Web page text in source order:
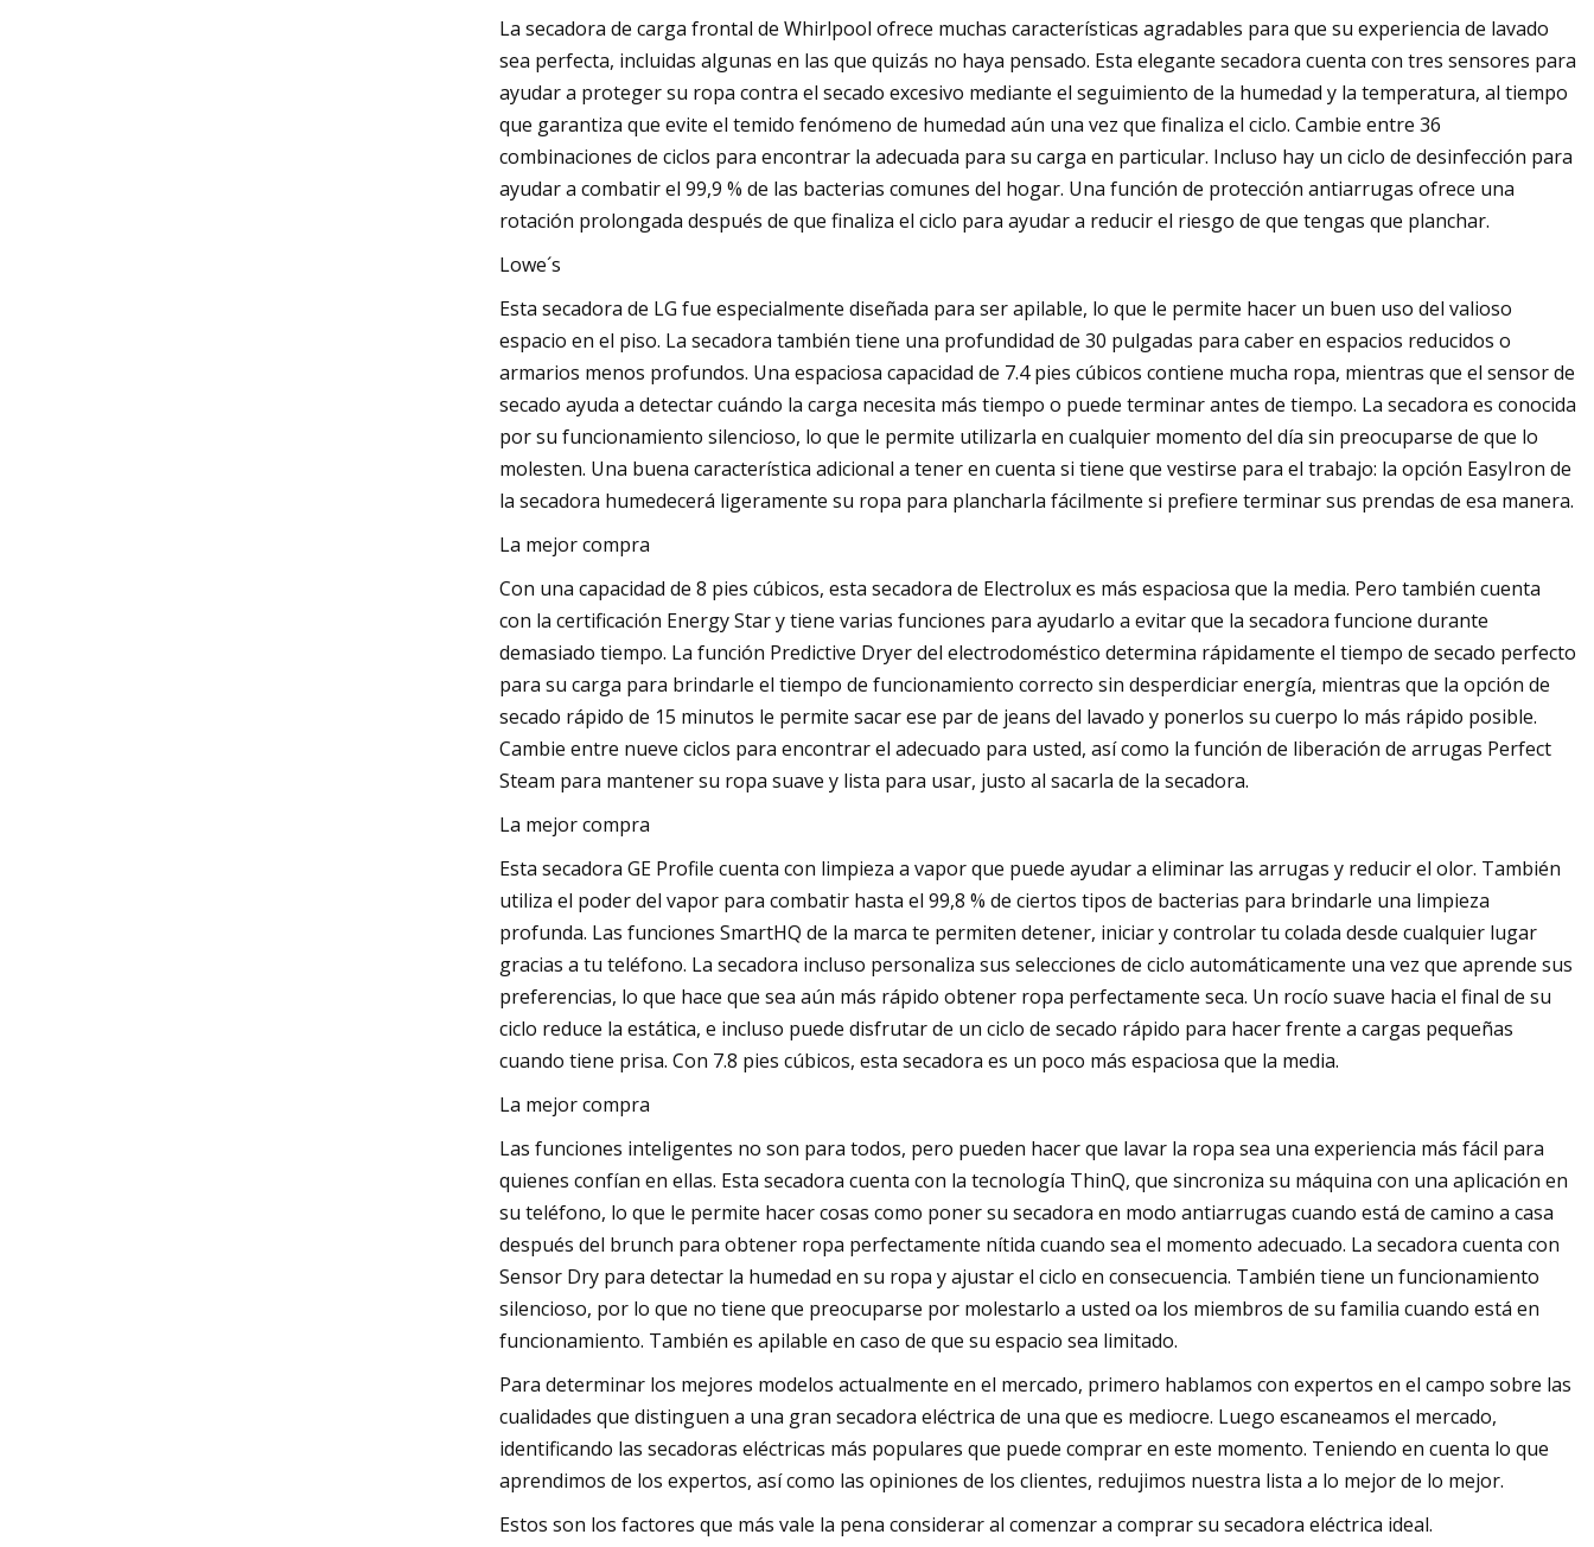
La secadora de carga frontal de Whirlpool ofrece muchas características agradables para que su experiencia de lavado
sea perfecta, incluidas algunas en las que quizás no haya pensado. Esta elegante secadora cuenta con tres sensores para
ayudar a proteger su ropa contra el secado excesivo mediante el seguimiento de la humedad y la temperatura, al tiempo
que garantiza que evite el temido fenómeno de humedad aún una vez que finaliza el ciclo. Cambie entre 36
combinaciones de ciclos para encontrar la adecuada para su carga en particular. Incluso hay un ciclo de desinfección para
ayudar a combatir el 99,9 % de las bacterias comunes del hogar. Una función de protección antiarrugas ofrece una
rotación prolongada después de que finaliza el ciclo para ayudar a reducir el riesgo de que tengas que planchar.
Lowe´s
Esta secadora de LG fue especialmente diseñada para ser apilable, lo que le permite hacer un buen uso del valioso
espacio en el piso. La secadora también tiene una profundidad de 30 pulgadas para caber en espacios reducidos o
armarios menos profundos. Una espaciosa capacidad de 7.4 pies cúbicos contiene mucha ropa, mientras que el sensor de
secado ayuda a detectar cuándo la carga necesita más tiempo o puede terminar antes de tiempo. La secadora es conocida
por su funcionamiento silencioso, lo que le permite utilizarla en cualquier momento del día sin preocuparse de que lo
molesten. Una buena característica adicional a tener en cuenta si tiene que vestirse para el trabajo: la opción EasyIron de
la secadora humedecerá ligeramente su ropa para plancharla fácilmente si prefiere terminar sus prendas de esa manera.
La mejor compra
Con una capacidad de 8 pies cúbicos, esta secadora de Electrolux es más espaciosa que la media. Pero también cuenta
con la certificación Energy Star y tiene varias funciones para ayudarlo a evitar que la secadora funcione durante
demasiado tiempo. La función Predictive Dryer del electrodoméstico determina rápidamente el tiempo de secado perfecto
para su carga para brindarle el tiempo de funcionamiento correcto sin desperdiciar energía, mientras que la opción de
secado rápido de 15 minutos le permite sacar ese par de jeans del lavado y ponerlos su cuerpo lo más rápido posible.
Cambie entre nueve ciclos para encontrar el adecuado para usted, así como la función de liberación de arrugas Perfect
Steam para mantener su ropa suave y lista para usar, justo al sacarla de la secadora.
La mejor compra
Esta secadora GE Profile cuenta con limpieza a vapor que puede ayudar a eliminar las arrugas y reducir el olor. También
utiliza el poder del vapor para combatir hasta el 99,8 % de ciertos tipos de bacterias para brindarle una limpieza
profunda. Las funciones SmartHQ de la marca te permiten detener, iniciar y controlar tu colada desde cualquier lugar
gracias a tu teléfono. La secadora incluso personaliza sus selecciones de ciclo automáticamente una vez que aprende sus
preferencias, lo que hace que sea aún más rápido obtener ropa perfectamente seca. Un rocío suave hacia el final de su
ciclo reduce la estática, e incluso puede disfrutar de un ciclo de secado rápido para hacer frente a cargas pequeñas
cuando tiene prisa. Con 7.8 pies cúbicos, esta secadora es un poco más espaciosa que la media.
La mejor compra
Las funciones inteligentes no son para todos, pero pueden hacer que lavar la ropa sea una experiencia más fácil para
quienes confían en ellas. Esta secadora cuenta con la tecnología ThinQ, que sincroniza su máquina con una aplicación en
su teléfono, lo que le permite hacer cosas como poner su secadora en modo antiarrugas cuando está de camino a casa
después del brunch para obtener ropa perfectamente nítida cuando sea el momento adecuado. La secadora cuenta con
Sensor Dry para detectar la humedad en su ropa y ajustar el ciclo en consecuencia. También tiene un funcionamiento
silencioso, por lo que no tiene que preocuparse por molestarlo a usted oa los miembros de su familia cuando está en
funcionamiento. También es apilable en caso de que su espacio sea limitado.
Para determinar los mejores modelos actualmente en el mercado, primero hablamos con expertos en el campo sobre las
cualidades que distinguen a una gran secadora eléctrica de una que es mediocre. Luego escaneamos el mercado,
identificando las secadoras eléctricas más populares que puede comprar en este momento. Teniendo en cuenta lo que
aprendimos de los expertos, así como las opiniones de los clientes, redujimos nuestra lista a lo mejor de lo mejor.
Estos son los factores que más vale la pena considerar al comenzar a comprar su secadora eléctrica ideal.